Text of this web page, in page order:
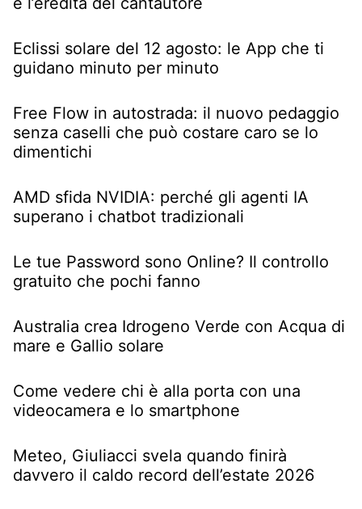
Eclissi solare del 12 agosto: le App che ti
guidano minuto per minuto
Free Flow in autostrada: il nuovo pedaggio
senza caselli che può costare caro se lo
dimentichi
AMD sfida NVIDIA: perché gli agenti IA
superano i chatbot tradizionali
Le tue Password sono Online? Il controllo
gratuito che pochi fanno
Australia crea Idrogeno Verde con Acqua di
mare e Gallio solare
Come vedere chi è alla porta con una
videocamera e lo smartphone
Meteo, Giuliacci svela quando finirà
davvero il caldo record dell’estate 2026